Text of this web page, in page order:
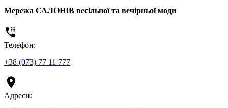
Мережа САЛОНІВ весільної та вечірньої моди
Телефон:
+38 (073) 77 11 777
Адреси: